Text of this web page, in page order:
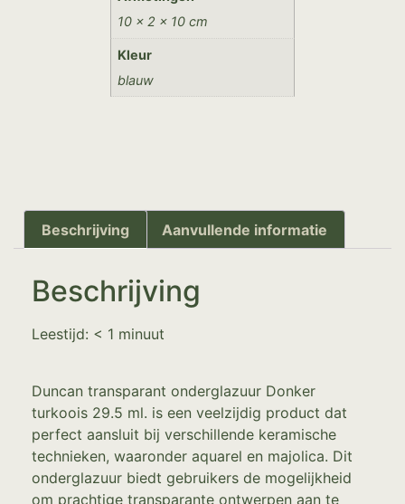
10 × 2 × 10 cm
Kleur
blauw
Beschrijving Aanvullende informatie
Beschrijving
Leestijd: < 1 minuut
Duncan transparant onderglazuur Donker
turkoois 29.5 ml. is een veelzijdig product dat
perfect aansluit bij verschillende keramische
technieken, waaronder aquarel en majolica. Dit
onderglazuur biedt gebruikers de mogelijkheid
om prachtige transparante ontwerpen aan te